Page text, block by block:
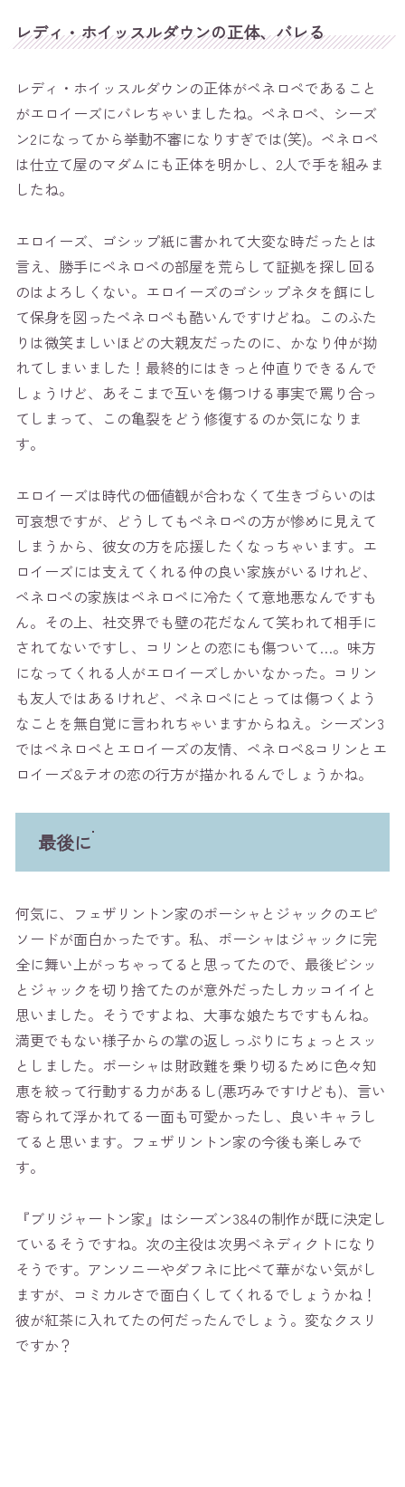
レディ・ホイッスルダウンの正体、バレる
レディ・ホイッスルダウンの正体がペネロペであること
がエロイーズにバレちゃいましたね。ペネロペ、シーズ
ン2になってから挙動不審になりすぎでは(笑)。ペネロペ
は仕立て屋のマダムにも正体を明かし、2人で手を組みま
したね。
エロイーズ、ゴシップ紙に書かれて大変な時だったとは
言え、勝手にペネロペの部屋を荒らして証拠を探し回る
のはよろしくない。エロイーズのゴシップネタを餌にし
て保身を図ったペネロペも酷いんですけどね。このふた
りは微笑ましいほどの大親友だったのに、かなり仲が拗
れてしまいました！最終的にはきっと仲直りできるんで
しょうけど、あそこまで互いを傷つける事実で罵り合っ
てしまって、この亀裂をどう修復するのか気になりま
す。
エロイーズは時代の価値観が合わなくて生きづらいのは
可哀想ですが、どうしてもペネロペの方が惨めに見えて
しまうから、彼女の方を応援したくなっちゃいます。エ
ロイーズには支えてくれる仲の良い家族がいるけれど、
ペネロペの家族はペネロペに冷たくて意地悪なんですも
ん。その上、社交界でも壁の花だなんて笑われて相手に
されてないですし、コリンとの恋にも傷ついて…。味方
になってくれる人がエロイーズしかいなかった。コリン
も友人ではあるけれど、ペネロペにとっては傷つくよう
なことを無自覚に言われちゃいますからねえ。シーズン3
ではペネロペとエロイーズの友情、ペネロペ&コリンとエ
ロイーズ&テオの恋の行方が描かれるんでしょうかね。
最後に
何気に、フェザリントン家のポーシャとジャックのエピ
ソードが面白かったです。私、ポーシャはジャックに完
全に舞い上がっちゃってると思ってたので、最後ビシッ
とジャックを切り捨てたのが意外だったしカッコイイと
思いました。そうですよね、大事な娘たちですもんね。
満更でもない様子からの掌の返しっぷりにちょっとスッ
としました。ポーシャは財政難を乗り切るために色々知
恵を絞って行動する力があるし(悪巧みですけども)、言い
寄られて浮かれてる一面も可愛かったし、良いキャラし
てると思います。フェザリントン家の今後も楽しみで
す。
『ブリジャートン家』はシーズン3&4の制作が既に決定し
ているそうですね。次の主役は次男ベネディクトになり
そうです。アンソニーやダフネに比べて華がない気がし
ますが、コミカルさで面白くしてくれるでしょうかね！
彼が紅茶に入れてたの何だったんでしょう。変なクスリ
ですか？